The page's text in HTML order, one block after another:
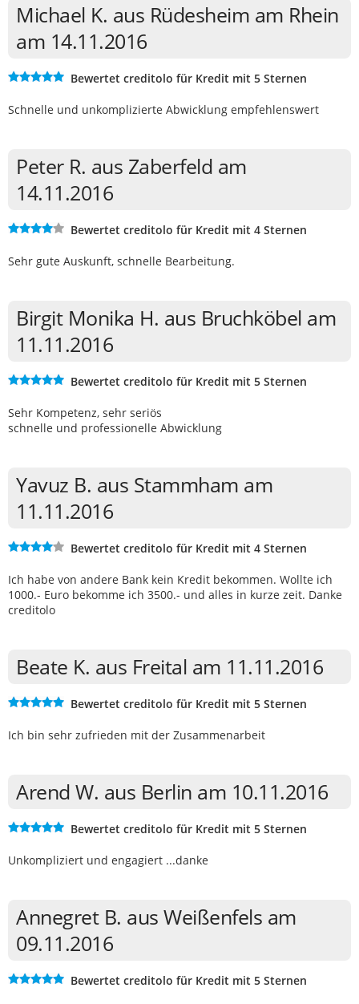
Michael K. aus Rüdesheim am Rhein
am 14.11.2016
Bewertet creditolo für Kredit mit 5 Sternen
Schnelle und unkomplizierte Abwicklung empfehlenswert
Peter R. aus Zaberfeld am
14.11.2016
Bewertet creditolo für Kredit mit 4 Sternen
Sehr gute Auskunft, schnelle Bearbeitung.
Birgit Monika H. aus Bruchköbel am
11.11.2016
Bewertet creditolo für Kredit mit 5 Sternen
Sehr Kompetenz, sehr seriös
schnelle und professionelle Abwicklung
Yavuz B. aus Stammham am
11.11.2016
Bewertet creditolo für Kredit mit 4 Sternen
Ich habe von andere Bank kein Kredit bekommen. Wollte ich
1000.- Euro bekomme ich 3500.- und alles in kurze zeit. Danke
creditolo
Beate K. aus Freital am 11.11.2016
Bewertet creditolo für Kredit mit 5 Sternen
Ich bin sehr zufrieden mit der Zusammenarbeit
Arend W. aus Berlin am 10.11.2016
Bewertet creditolo für Kredit mit 5 Sternen
Unkompliziert und engagiert ...danke
Annegret B. aus Weißenfels am
09.11.2016
Bewertet creditolo für Kredit mit 5 Sternen